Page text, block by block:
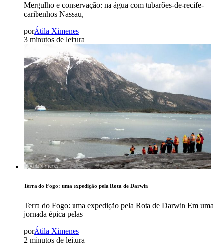
Mergulho e conservação: na água com tubarões-de-recife-
caribenhos Nassau,
porÁtila Ximenes
3 minutos de leitura
Terra do Fogo: uma expedição pela Rota de Darwin
Terra do Fogo: uma expedição pela Rota de Darwin Em uma
jornada épica pelas
porÁtila Ximenes
2 minutos de leitura